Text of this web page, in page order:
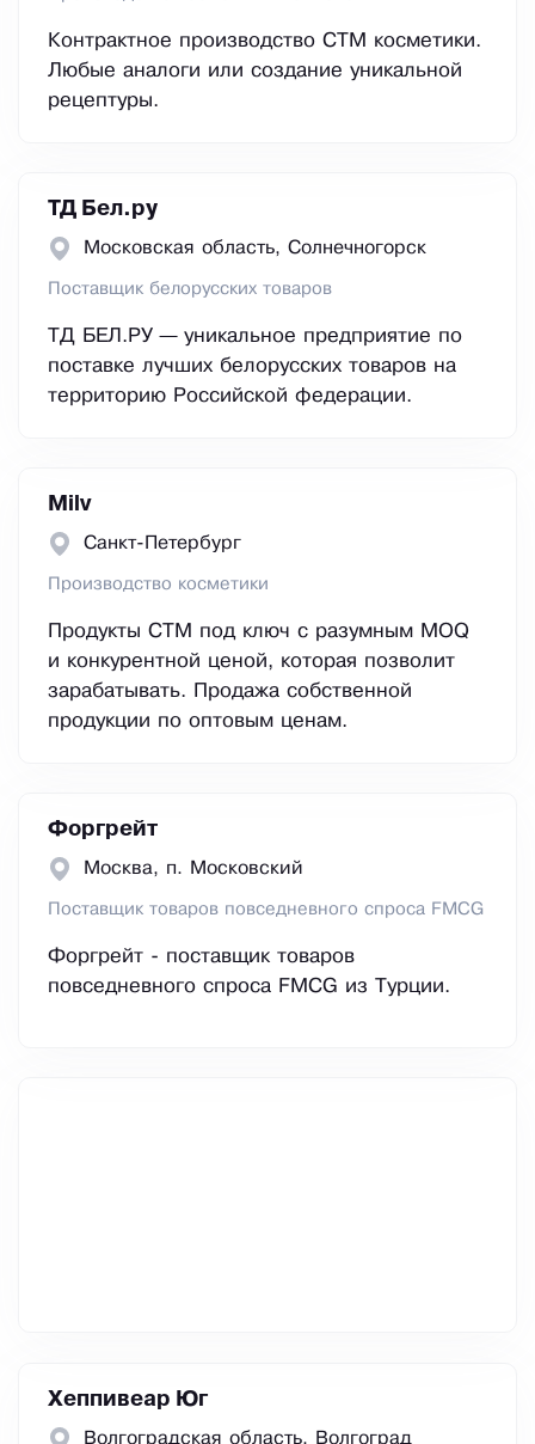
Контрактное производство СТМ косметики.
Любые аналоги или создание уникальной
рецептуры.
ТД Бел.ру
Московская область, Сoлнeчнoгopcк
Поставщик белорусских товаров
ТД БЕЛ.РУ — уникальное предприятие по
поставке лучших белорусских товаров на
территорию Российской федерации.
Milv
Санкт-Петербург
Производство косметики
Продукты СТМ под ключ с разумным MOQ
и конкурентной ценой, которая позволит
зарабатывать. Продажа собственной
продукции по оптовым ценам.
Форгрейт
Москва, п. Московский
Поставщик товаров повседневного спроса FMCG
Форгрейт - поставщик товаров
повседневного спроса FMCG из Турции.
Хеппивеар Юг
Волгоградская область, Волгоград